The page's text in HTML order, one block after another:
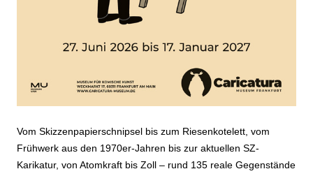
Vom Skizzenpapierschnipsel bis zum Riesenkotelett, vom
Frühwerk aus den 1970er-Jahren bis zur aktuellen SZ-
Karikatur, von Atomkraft bis Zoll – rund 135 reale Gegenstände